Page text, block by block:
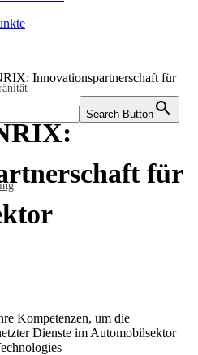
Search Button
Innovationspartnerschaft für
für
Kompetenzen, um die
Dienste im Automobilsektor